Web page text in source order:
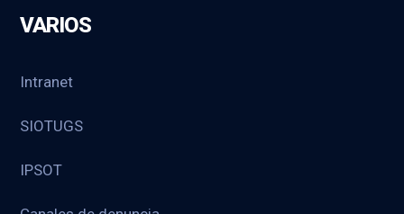
VARIOS
Intranet
SIOTUGS
IPSOT